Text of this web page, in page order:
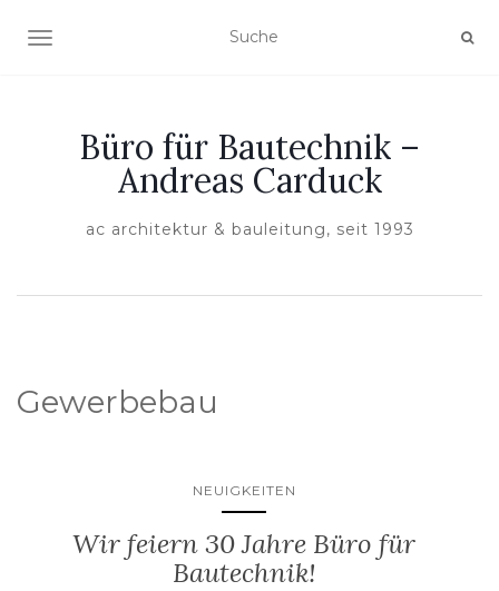
NAVIGATION EIN-/AUSSCHALTEN
Büro für Bautechnik –
Andreas Carduck
ac architektur & bauleitung, seit 1993
Gewerbebau
NEUIGKEITEN
Wir feiern 30 Jahre Büro für
Bautechnik!